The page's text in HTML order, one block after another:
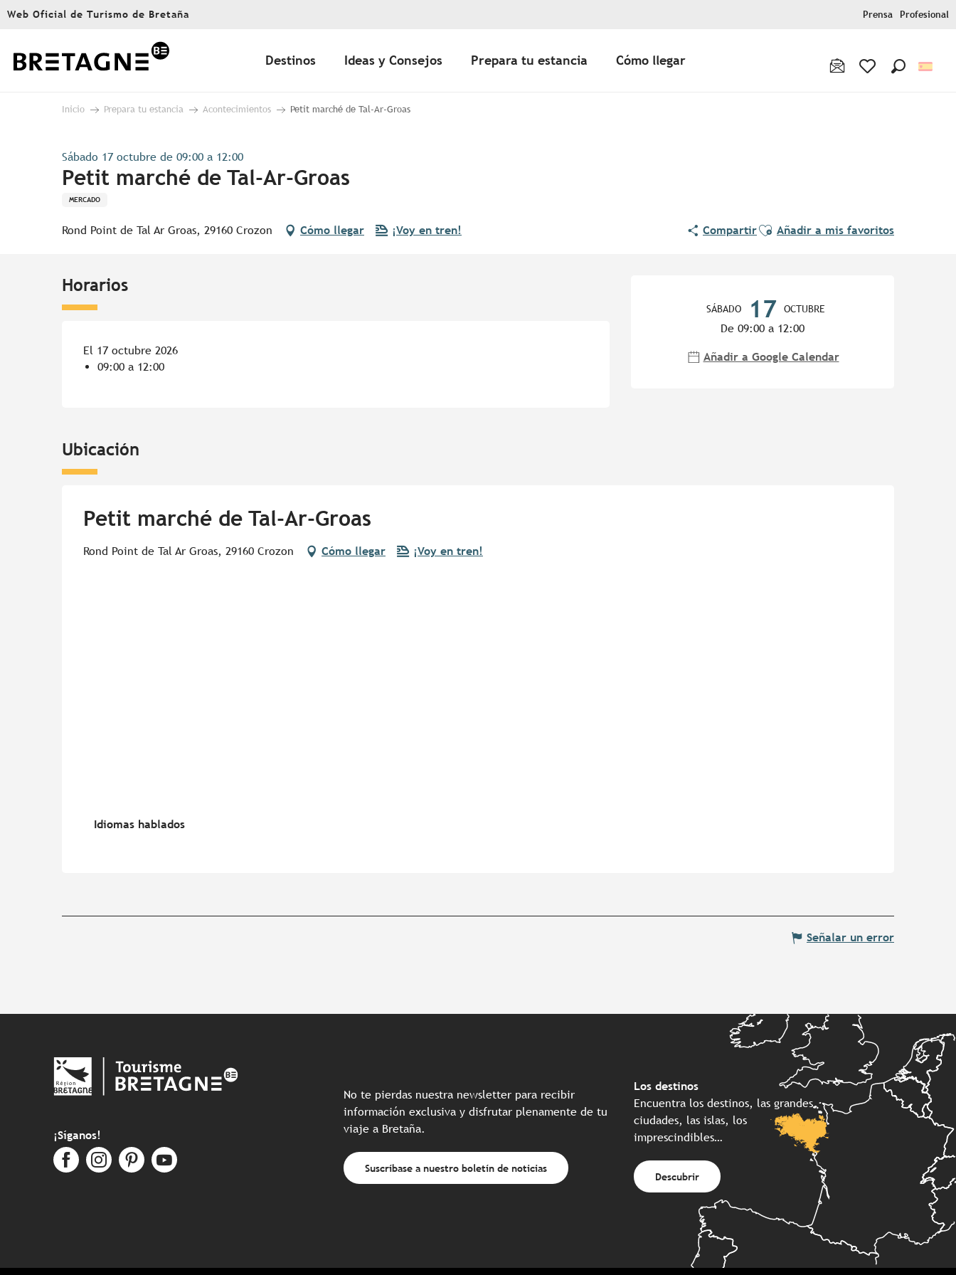
Aller
principal
Web Oficial de Turismo de Bretaña Prensa Profesional
Destinos Ideas y Consejos Prepara tu estancia Cómo llegar
Inicio Prepara tu estancia Acontecimientos Petit marché de Tal-Ar-Groas
Sábado 17 octubre de 09:00 a 12:00
Petit marché de Tal-Ar-Groas
MERCADO
Rond Point de Tal Ar Groas, 29160 Crozon Cómo llegar ¡Voy en tren! CompartirAjouter aux favoris
Añadir a mis favoritos
SÁBADO 17 OCTUBRE
De 09:00 a 12:00
Añadir a Google Calendar
Horarios
El 17 octubre 2026
09:00 a 12:00
Ubicación
Petit marché de Tal-Ar-Groas
Rond Point de Tal Ar Groas, 29160 Crozon Cómo llegar ¡Voy en tren!
Idiomas hablados
Idiomas hablados
Señalar un error
¡Síganos!
No te pierdas nuestra newsletter para recibir
información exclusiva y disfrutar plenamente de tu
viaje a Bretaña.
Suscríbase a nuestro boletín de noticias
Los destinos
Encuentra los destinos, las grandes
ciudades, las islas, los
imprescindibles…
Descubrir